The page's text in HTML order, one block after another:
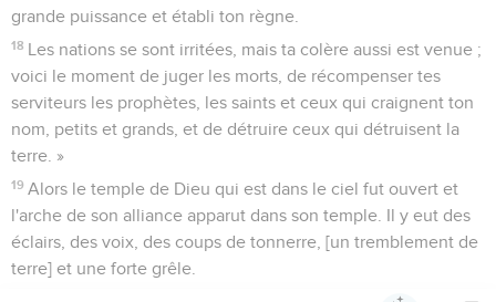
grande puissance et établi ton règne.
18 Les nations se sont irritées, mais ta colère aussi est venue ;
voici le moment de juger les morts, de récompenser tes
serviteurs les prophètes, les saints et ceux qui craignent ton
nom, petits et grands, et de détruire ceux qui détruisent la
terre. »
19 Alors le temple de Dieu qui est dans le ciel fut ouvert et
l'arche de son alliance apparut dans son temple. Il y eut des
éclairs, des voix, des coups de tonnerre, [un tremblement de
terre] et une forte grêle.